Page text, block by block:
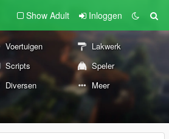
Show Adult Inloggen
Voertuigen
Lakwerk
Scripts
Speler
Diversen Meer